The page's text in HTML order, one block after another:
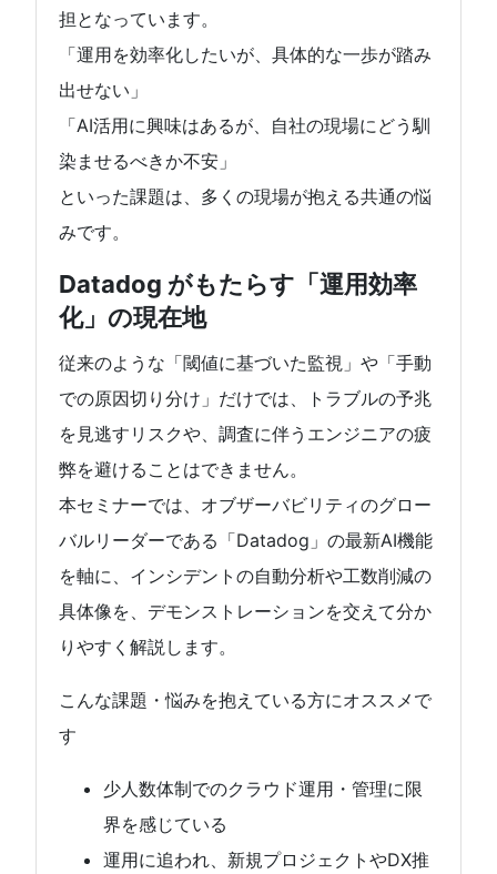
担となっています。
「運用を効率化したいが、具体的な一歩が踏み
出せない」
「AI活用に興味はあるが、自社の現場にどう馴
染ませるべきか不安」
といった課題は、多くの現場が抱える共通の悩
みです。
Datadog がもたらす「運用効率
化」の現在地
従来のような「閾値に基づいた監視」や「手動
での原因切り分け」だけでは、トラブルの予兆
を見逃すリスクや、調査に伴うエンジニアの疲
弊を避けることはできません。
本セミナーでは、オブザーバビリティのグロー
バルリーダーである「Datadog」の最新AI機能
を軸に、インシデントの自動分析や工数削減の
具体像を、デモンストレーションを交えて分か
りやすく解説します。
こんな課題・悩みを抱えている方にオススメで
す
少人数体制でのクラウド運用・管理に限
界を感じている
運用に追われ、新規プロジェクトやDX推